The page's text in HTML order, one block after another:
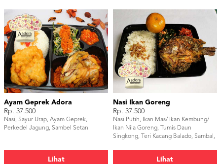
Ayam Geprek Adora
Rp. 37.500
Nasi, Sayur Urap, Ayam Geprek,
Perkedel Jagung, Sambel Setan
Lihat
Nasi Ikan Goreng
Rp. 37.500
Nasi Putih, Ikan Mas/ Ikan Kembung/
Ikan Nila Goreng, Tumis Daun
Singkong, Teri Kacang Balado, Sambal,
Lihat